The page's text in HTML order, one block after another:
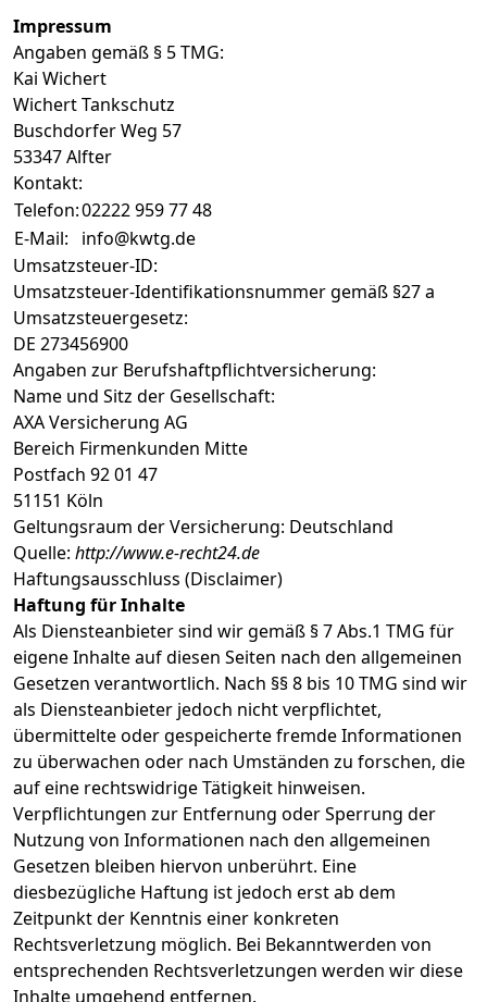
Impressum
Angaben gemäß § 5 TMG:
Kai Wichert
Wichert Tankschutz
Buschdorfer Weg 57
53347 Alfter
Kontakt:
Telefon:02222 959 77 48
E-Mail:
info@kwtg.de
Umsatzsteuer-ID:
Umsatzsteuer-Identifikationsnummer gemäß §27 a
Umsatzsteuergesetz:
DE 273456900
Angaben zur Berufshaftpflichtversicherung:
Name und Sitz der Gesellschaft:
AXA Versicherung AG
Bereich Firmenkunden Mitte
Postfach 92 01 47
51151 Köln
Geltungsraum der Versicherung: Deutschland
Quelle: http://www.e-recht24.de
Haftungsausschluss (Disclaimer)
Haftung für Inhalte
Als Diensteanbieter sind wir gemäß § 7 Abs.1 TMG für
eigene Inhalte auf diesen Seiten nach den allgemeinen
Gesetzen verantwortlich. Nach §§ 8 bis 10 TMG sind wir
als Diensteanbieter jedoch nicht verpflichtet,
übermittelte oder gespeicherte fremde Informationen
zu überwachen oder nach Umständen zu forschen, die
auf eine rechtswidrige Tätigkeit hinweisen.
Verpflichtungen zur Entfernung oder Sperrung der
Nutzung von Informationen nach den allgemeinen
Gesetzen bleiben hiervon unberührt. Eine
diesbezügliche Haftung ist jedoch erst ab dem
Zeitpunkt der Kenntnis einer konkreten
Rechtsverletzung möglich. Bei Bekanntwerden von
entsprechenden Rechtsverletzungen werden wir diese
Inhalte umgehend entfernen.